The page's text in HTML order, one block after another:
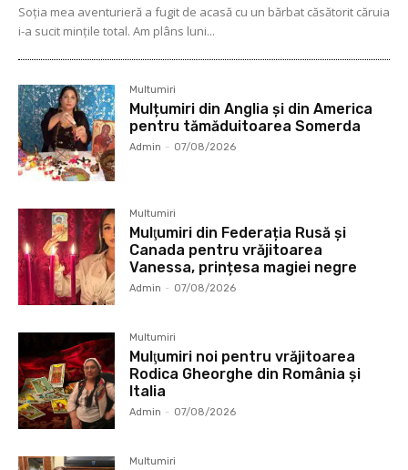
Soţia mea aventurieră a fugit de acasă cu un bărbat căsătorit căruia
i-a sucit mințile total. Am plâns luni...
Multumiri
Mulțumiri din Anglia și din America
pentru tămăduitoarea Somerda
Admin - 07/08/2026
Multumiri
Mulţumiri din Federația Rusă și
Canada pentru vrăjitoarea
Vanessa, prințesa magiei negre
Admin - 07/08/2026
Multumiri
Mulţumiri noi pentru vrăjitoarea
Rodica Gheorghe din România și
Italia
Admin - 07/08/2026
Multumiri